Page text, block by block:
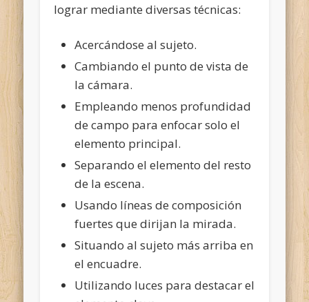
lograr mediante diversas técnicas:
Acercándose al sujeto.
Cambiando el punto de vista de
la cámara.
Empleando menos profundidad
de campo para enfocar solo el
elemento principal.
Separando el elemento del resto
de la escena.
Usando líneas de composición
fuertes que dirijan la mirada.
Situando al sujeto más arriba en
el encuadre.
Utilizando luces para destacar el